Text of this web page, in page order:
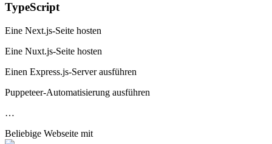
TypeScript
Eine Next.js-Seite hosten
Eine Nuxt.js-Seite hosten
Einen Express.js-Server ausführen
Puppeteer-Automatisierung ausführen
…
Beliebige Webseite mit